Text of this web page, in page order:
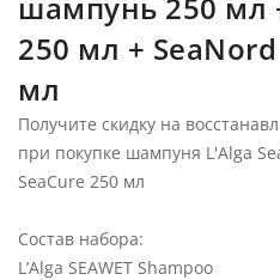
250 мл +
мл
Получите скидку на
при покупке шампуня L'Alga
SeaCure 250 мл
Состав набора:
L’Alga SEAWET Shampoo